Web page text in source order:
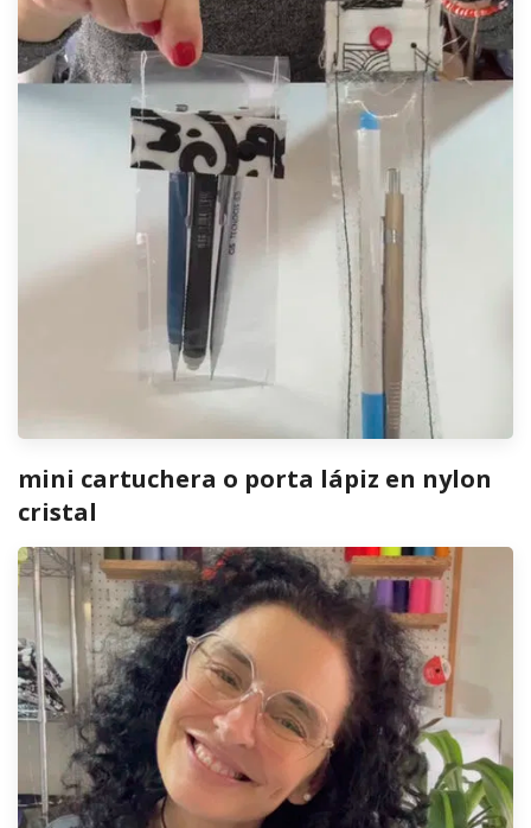
mini cartuchera o porta lápiz en nylon
cristal